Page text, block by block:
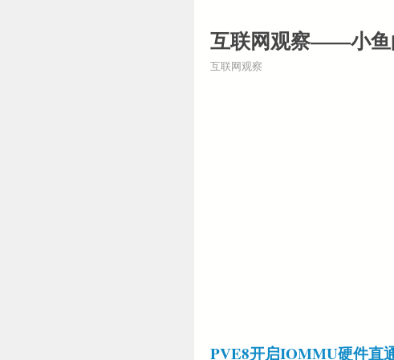
互联网观察——小鱼
互联网观察
PVE8开启IOMMU硬件直